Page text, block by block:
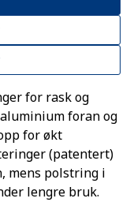
for rask og
foran og
for økt
(patentert)
mens polstring i
lengre bruk.